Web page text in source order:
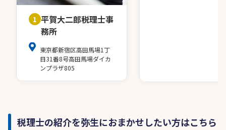
1 平賀大二郎税理士事
務所
東京都新宿区高田馬場1丁
目31番8号高田馬場ダイカ
ンプラザ805
税理士の紹介を弥生におまかせしたい方はこちら